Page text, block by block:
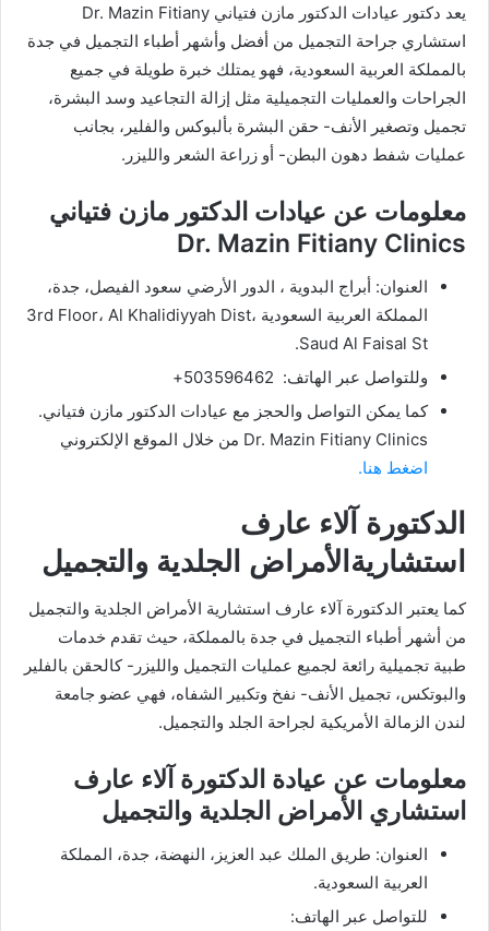
يعد دكتور عيادات الدكتور مازن فتياني Dr. Mazin Fitiany
استشاري جراحة التجميل من أفضل وأشهر أطباء التجميل في جدة
بالمملكة العربية السعودية، فهو يمتلك خبرة طويلة في جميع
الجراحات والعمليات التجميلية مثل إزالة التجاعيد وسد البشرة،
تجميل وتصغير الأنف- حقن البشرة بألبوكس والفلير، بجانب
عمليات شفط دهون البطن- أو زراعة الشعر والليزر.
معلومات عن عيادات الدكتور مازن فتياني
Dr. Mazin Fitiany Clinics
العنوان: أبراج البدوية ، الدور الأرضي سعود الفيصل، جدة،
المملكة العربية السعودية 3rd Floor، Al Khalidiyyah Dist،
Saud Al Faisal St.
وللتواصل عبر الهاتف: 503596462+
كما يمكن التواصل والحجز مع عيادات الدكتور مازن فتياني.
Dr. Mazin Fitiany Clinics من خلال الموقع الإلكتروني
اضغط هنا.
الدكتورة آلاء عارف
استشاريةالأمراض الجلدية والتجميل
كما يعتبر الدكتورة آلاء عارف استشارية الأمراض الجلدية والتجميل
من أشهر أطباء التجميل في جدة بالمملكة، حيث تقدم خدمات
طبية تجميلية رائعة لجميع عمليات التجميل والليزر- كالحقن بالفلير
والبوتكس، تجميل الأنف- نفخ وتكبير الشفاه، فهي عضو جامعة
لندن الزمالة الأمريكية لجراحة الجلد والتجميل.
معلومات عن عيادة الدكتورة آلاء عارف
استشاري الأمراض الجلدية والتجميل
العنوان: طريق الملك عبد العزيز، النهضة، جدة، المملكة
العربية السعودية.
للتواصل عبر الهاتف: